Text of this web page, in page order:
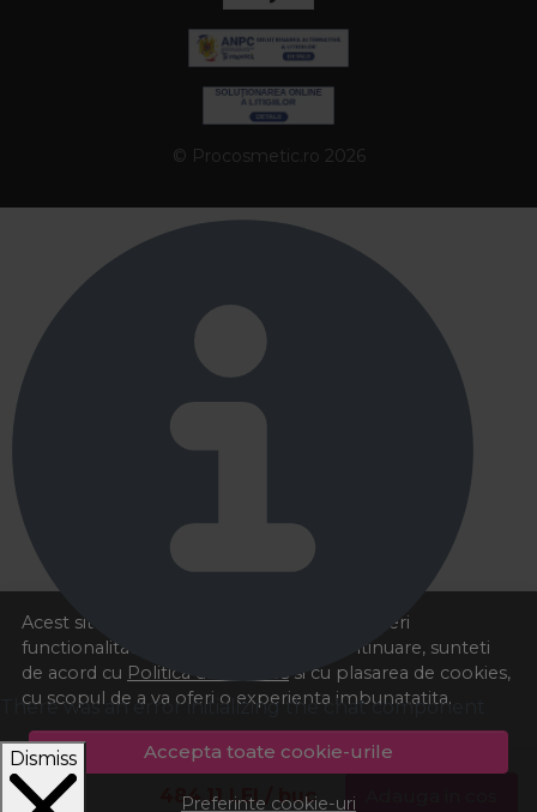
484,11LEI / buc
Acest site foloseste cookies pentru a va oferi
functionalitatea dorita. Navigand in continuare, sunteti
de acord cu Politica de cookies si cu plasarea de cookies,
cu scopul de a va oferi o experienta imbunatatita.
Accepta toate cookie-urile
Preferinte cookie-uri
© Procosmetic.ro 2026
There was an error initializing the chat component
Dismiss